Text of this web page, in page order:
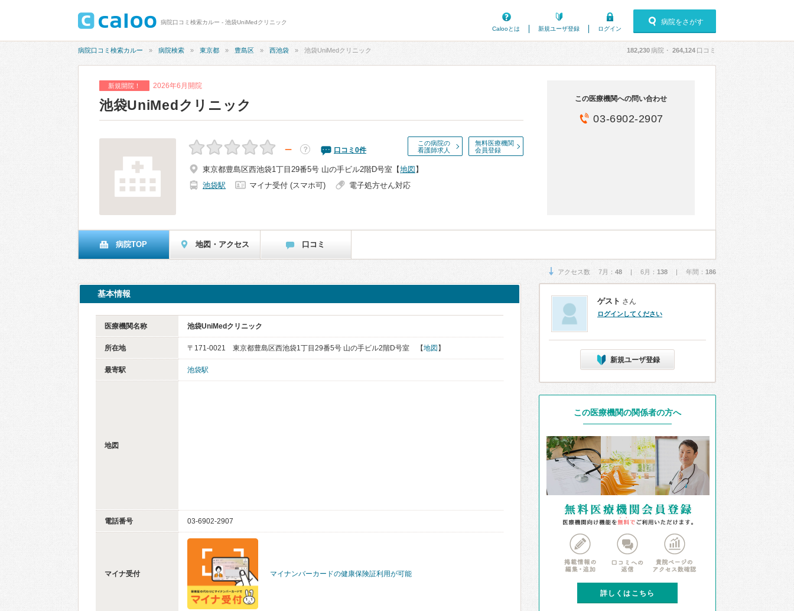
病院口コミ検索カルー - 池袋UniMedクリニック
Calooとは
新規ユーザ登録 ログイン
病院をさがす
病院口コミ検索カルー 病院検索 東京都 豊島区 西池袋 池袋UniMedクリニック 182,230病院・ 264,124 口コミ
新規開院！ 2026年6月開院
池袋UniMedクリニック
この病院の
看護師求人
無料医療機関
会員登録
－ ？ 口コミ 0件
東京都豊島区西池袋1丁目29番5号 山の手ビル2階D号室 【地図 】
池袋駅
マイナ受付 (スマホ可) 電子処方せん対応
この医療機関への問い合わせ
03-6902-2907
病院TOP 地図・アクセス 口コミ
アクセス数 7月： 48 | 6月： 138 | 年間： 186
基本情報
医療機関名称 池袋UniMedクリニック
所在地 〒171-0021 東京都豊島区西池袋1丁目29番5号 山の手ビル2階D号室 【地図 】
最寄駅 池袋駅
地図
電話番号 03-6902-2907
マイナ受付 マイナンバーカードの健康保険証利用が可能
ゲスト さん
ログインしてください
新規ユーザ登録
この医療機関の関係者の方へ
詳しくはこちら